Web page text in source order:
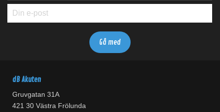
dB Akuten
Gruvgatan 31A
421 30 Västra Frölunda